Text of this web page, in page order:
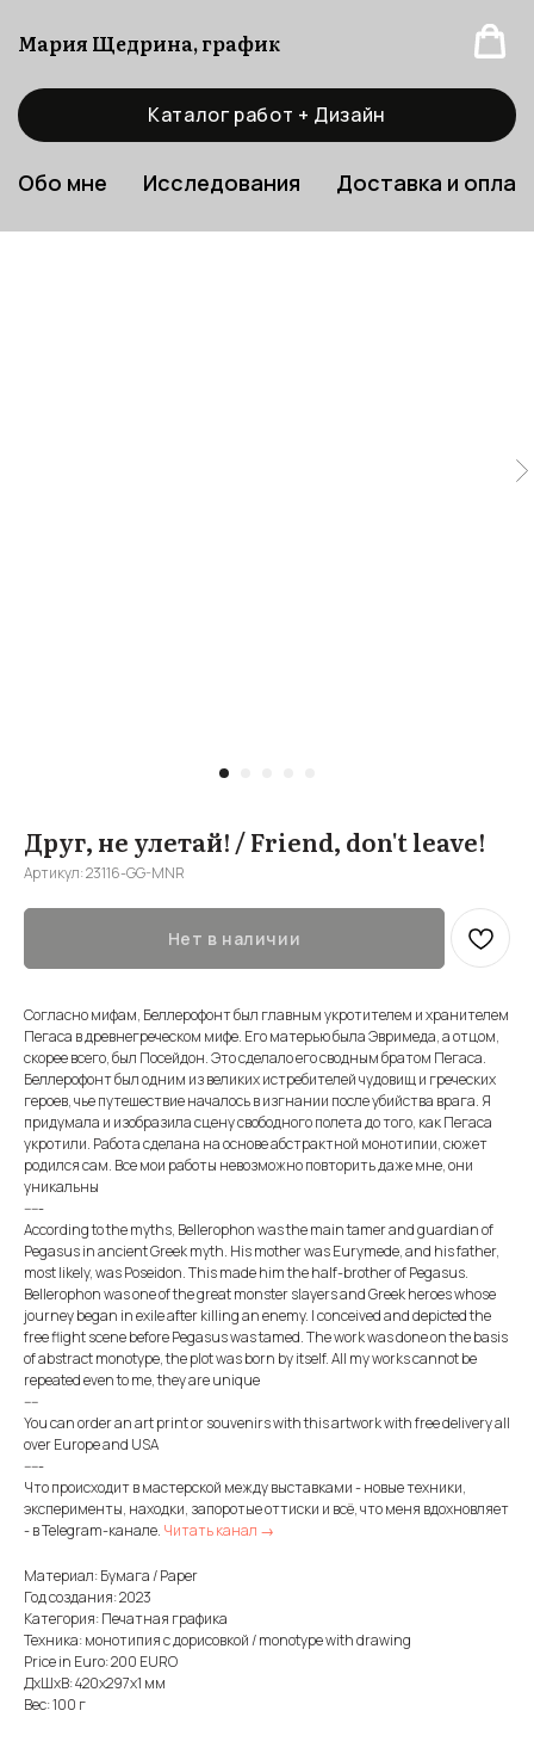
Мария Щедрина, график
Каталог работ + Дизайн
Обо мне Исследования Доставка и
Друг, не улетай! / Friend, don't leave!
Артикул:23116-GG-MNR
Нет в наличии
Согласно мифам, Беллерофонт был главным укротителем и хранителем
Пегаса в древнегреческом мифе. Его матерью была Эвримеда, а отцом,
скорее всего, был Посейдон. Это сделало его сводным братом Пегаса.
Беллерофонт был одним из великих истребителей чудовищ и греческих
героев, чье путешествие началось в изгнании после убийства врага. Я
придумала и изобразила сцену свободного полета до того, как Пегаса
укротили. Работа сделана на основе абстрактной монотипии, сюжет
родился сам. Все мои работы невозможно повторить даже мне, они
уникальны
-----
According to the myths, Bellerophon was the main tamer and guardian of
Pegasus in ancient Greek myth. His mother was Eurymede, and his father,
most likely, was Poseidon. This made him the half-brother of Pegasus.
Bellerophon was one of the great monster slayers and Greek heroes whose
journey began in exile after killing an enemy. I conceived and depicted the
free flight scene before Pegasus was tamed. The work was done on the basis
of abstract monotype, the plot was born by itself. All my works cannot be
repeated even to me, they are unique
----
You can order an art print or souvenirs with this artwork with free delivery all
over Europe and USA
-----
Что происходит в мастерской между выставками - новые техники,
эксперименты, находки, запоротые оттиски и всё, что меня вдохновляет
- в Telegram-канале. Читать канал →
Материал: Бумага / Paper
Год создания: 2023
Категория: Печатная графика
Техника: монотипия с дорисовкой / monotype with drawing
Price in Euro: 200 EURO
ДxШxВ: 420x297x1 мм
Вес: 100 г